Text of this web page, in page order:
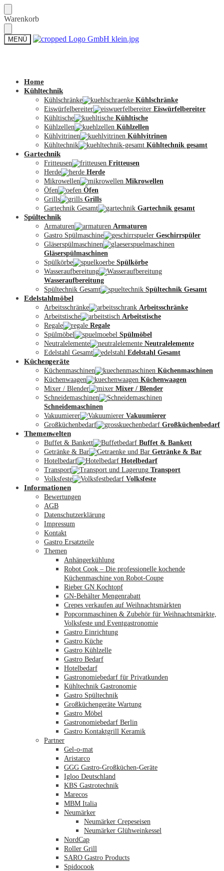
Skip
to
navigation
Skip
to
content
Warenkorb
MENÜ
Zum Shop
Kontakt
Mein Konto
Home
Kühltechnik
Kühlschränke
Kühlschränke
Eiswürfelbereiter
Eiswürfelbereiter
Kühltische
Kühltische
Kühlzellen
Kühlzellen
Kühlvitrinen
Kühlvitrinen
Kühltechnik
Kühltechnik gesamt
Gartechnik
Fritteusen
Fritteusen
Herde
Herde
Mikrowellen
Mikrowellen
Öfen
Öfen
Grills
Grills
Gartechnik Gesamt
Gartechnik gesamt
Spültechnik
Armaturen
Armaturen
Gastro Spülmaschine
Geschirrspüler
Gläserspülmaschinen
Gläserspülmaschinen
Spülkörbe
Spülkörbe
Wasseraufbereitung
Wasseraufbereitung
Spültechnik Gesamt
Spültechnik Gesamt
Edelstahlmöbel
Arbeitsschränke
Arbeitsschränke
Arbeitstische
Arbeitstische
Regale
Regale
Spülmöbel
Spülmöbel
Neutralelemente
Neutralelemente
Edelstahl Gesamt
Edelstahl Gesamt
Küchengeräte
Küchenmaschinen
Küchenmaschinen
Küchenwaagen
Küchenwaagen
Mixer / Blender
Mixer / Blender
Schneidemaschinen
Schneidemaschinen
Vakuumierer
Vakuumierer
Großküchenbedarf
Großküchenbedarf
Themenwelten
Buffet & Bankett
Buffet & Bankett
Getränke & Bar
Getränke & Bar
Hotelbedarf
Hotelbedarf
Transport
Transport
Volksfeste
Volksfeste
Informationen
Bewertungen
AGB
Datenschutzerklärung
Impressum
Kontakt
Gastro Ersatzteile
Themen
Anhängerkühlung
Robot Cook – Die professionelle kochende
Küchenmaschine von Robot-Coupe
Rieber GN Kochtopf
GN-Behälter Mengenrabatt
Crepes verkaufen auf Weihnachtsmärkten
Popcornmaschinen & Zubehör für Weihnachtsmärkte,
Volksfeste und Eventgastronomie
Gastro Einrichtung
Gastro Küche
Gastro Kühlzelle
Gastro Bedarf
Hotelbedarf
Gastronomiebedarf für Privatkunden
Kühltechnik Gastronomie
Gastro Spültechnik
Großküchengeräte Wartung
Gastro Möbel
Gastronomiebedarf Berlin
Gastro Kontaktgrill Keramik
Partner
Gel-o-mat
Aristarco
GGG Gastro-Großküchen-Geräte
Igloo Deutschland
KBS Gastrotechnik
Marecos
MBM Italia
Neumärker
Neumärker Crepeseisen
Neumärker Glühweinkessel
NordCap
Roller Grill
SARO Gastro Products
Spidocook